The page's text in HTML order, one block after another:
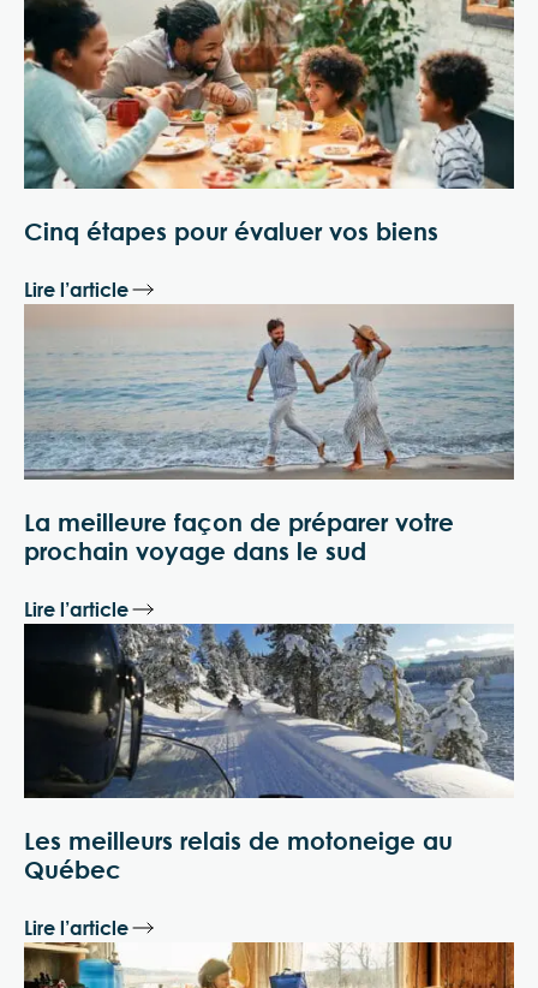
Cinq étapes pour évaluer vos biens
Lire l’article
La meilleure façon de préparer votre
prochain voyage dans le sud
Lire l’article
Les meilleurs relais de motoneige au
Québec
Lire l’article